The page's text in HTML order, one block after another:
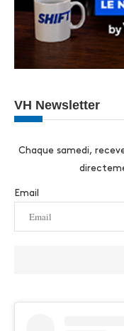
VH Newsletter
Chaque samedi,
Email